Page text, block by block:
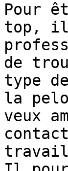
Pour
top, il
de
type
la
veux
travail